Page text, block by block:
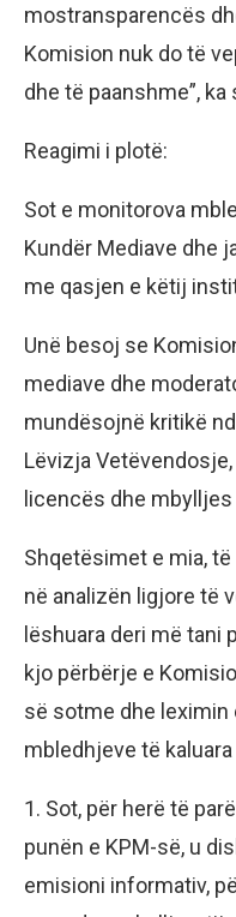
mostransparencës
Komision nuk do të
dhe të paanshme”, ka
Reagimi i plotë:
Sot e monitorova
Kundër Mediave dhe
me qasjen e këtij
Unë besoj se
mediave dhe
mundësojnë kritikë
Lëvizja
licencës dhe mbylljes
Shqetësimet e mia,
në analizën ligjore të
lëshuara deri më tani
kjo përbërje e
së sotme dhe leximin
mbledhjeve të
1. Sot, për herë të
punën e KPM-së, u
emisioni informativ,